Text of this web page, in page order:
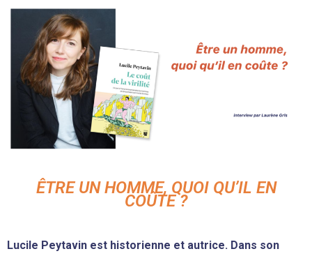
ÊTRE UN HOMME, QUOI QU’IL EN
COÛTE ?
Lucile Peytavin est historienne et autrice. Dans son